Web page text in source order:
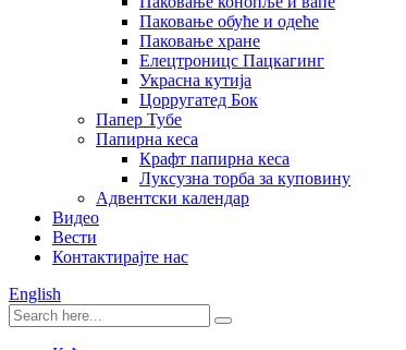
Паковање обуће и одеће
Паковање хране
Елецтроницс Пацкагинг
Украсна кутија
Цорругатед Бок
Папер Тубе
Папирна кеса
Крафт папирна кеса
Луксузна торба за куповину
Адвентски календар
Видео
Вести
Контактирајте нас
English